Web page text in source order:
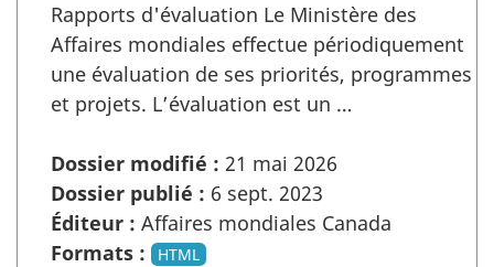
Rapports d'évaluation Le Ministère des
Affaires mondiales effectue périodiquement
une évaluation de ses priorités, programmes
et projets. L’évaluation est un …
Dossier modifié : 21 mai 2026
Dossier publié : 6 sept. 2023
Éditeur : Affaires mondiales Canada
Formats :
HTML